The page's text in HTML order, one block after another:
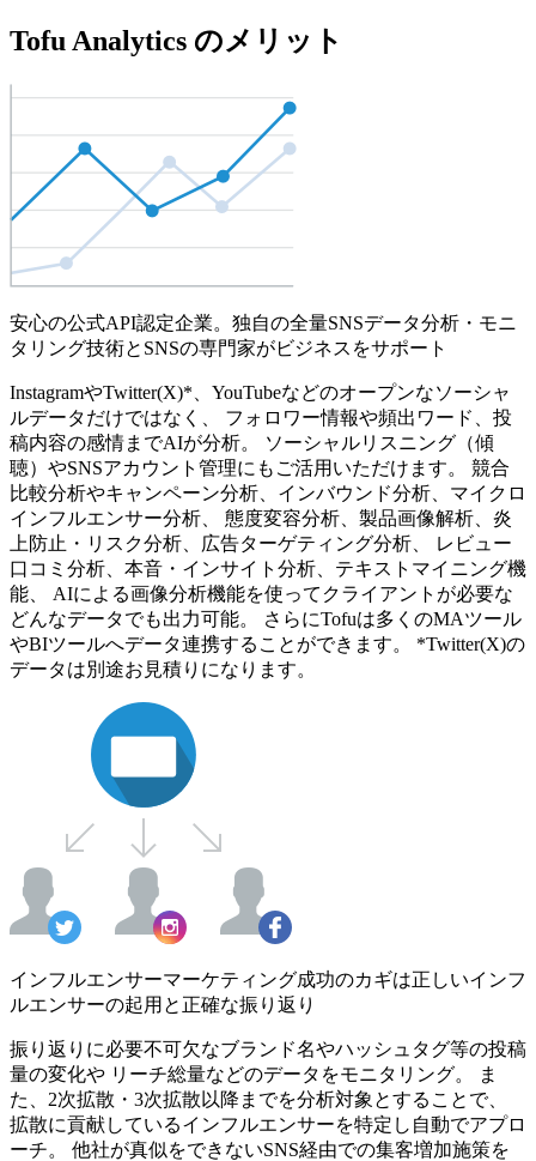
Tofu Analytics のメリット
安心の公式API認定企業。独自の全量SNSデータ分析・モニ
タリング技術とSNSの専門家がビジネスをサポート
InstagramやTwitter(X)*、YouTubeなどのオープンなソーシャ
ルデータだけではなく、 フォロワー情報や頻出ワード、投
稿内容の感情までAIが分析。 ソーシャルリスニング（傾
聴）やSNSアカウント管理にもご活用いただけます。 競合
比較分析やキャンペーン分析、インバウンド分析、マイクロ
インフルエンサー分析、 態度変容分析、製品画像解析、炎
上防止・リスク分析、広告ターゲティング分析、 レビュー
口コミ分析、本音・インサイト分析、テキストマイニング機
能、 AIによる画像分析機能を使ってクライアントが必要な
どんなデータでも出力可能。 さらにTofuは多くのMAツール
やBIツールへデータ連携することができます。 *Twitter(X)の
データは別途お見積りになります。
インフルエンサーマーケティング成功のカギは正しいインフ
ルエンサーの起用と正確な振り返り
振り返りに必要不可欠なブランド名やハッシュタグ等の投稿
量の変化や リーチ総量などのデータをモニタリング。 ま
た、2次拡散・3次拡散以降までを分析対象とすることで、
拡散に貢献しているインフルエンサーを特定し自動でアプロ
ーチ。 他社が真似をできないSNS経由での集客増加施策を